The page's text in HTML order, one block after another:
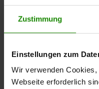
Zustimmung
Einstellungen zum
Wir verwenden
Webseite erforderlich
oder deine Beine
Handgriffen findest du
Wohlfühlposition für